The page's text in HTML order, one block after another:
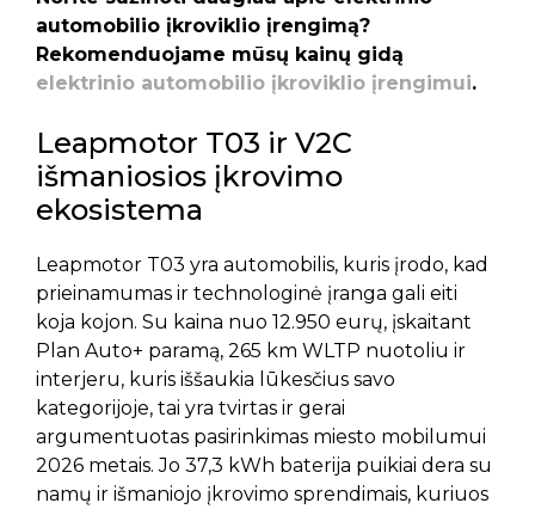
automobilio įkroviklio įrengimą?
Rekomenduojame mūsų kainų gidą
elektrinio automobilio įkroviklio įrengimui.
Leapmotor T03 ir V2C
išmaniosios įkrovimo
ekosistema
Leapmotor T03 yra automobilis, kuris įrodo, kad
prieinamumas ir technologinė įranga gali eiti
koja kojon. Su kaina nuo 12.950 eurų, įskaitant
Plan Auto+ paramą, 265 km WLTP nuotoliu ir
interjeru, kuris iššaukia lūkesčius savo
kategorijoje, tai yra tvirtas ir gerai
argumentuotas pasirinkimas miesto mobilumui
2026 metais. Jo 37,3 kWh baterija puikiai dera su
namų ir išmaniojo įkrovimo sprendimais, kuriuos